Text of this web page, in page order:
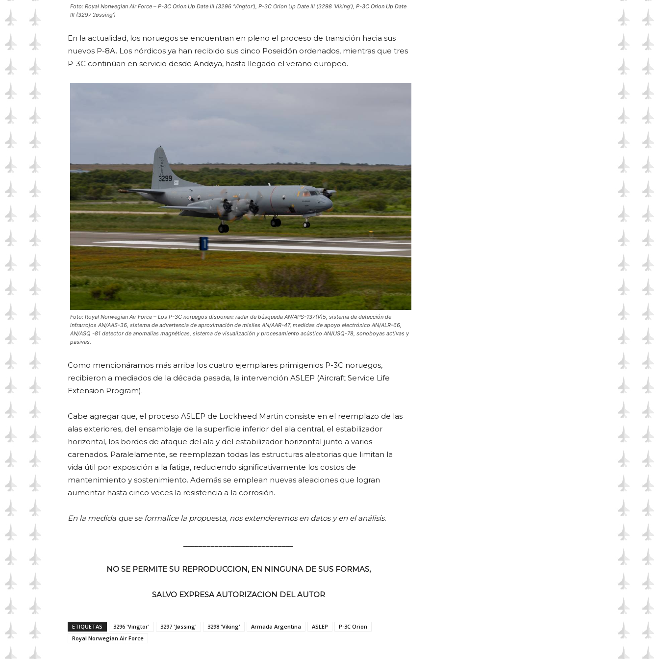
Foto: Royal Norwegian Air Force – P-3C Orion Up Date III (3296 ‘Vingtor’), P-3C Orion Up Date III (3298 ‘Viking’), P-3C Orion Up Date
III (3297 ‘Jøssing’)
En la actualidad, los noruegos se encuentran en pleno el proceso de transición hacia sus
nuevos P-8A. Los nórdicos ya han recibido sus cinco Poseidón ordenados, mientras que tres
P-3C continúan en servicio desde Andøya, hasta llegado el verano europeo.
Foto: Royal Norwegian Air Force – Los P-3C noruegos disponen: radar de búsqueda AN/APS-137(V)5, sistema de detección de
infrarrojos AN/AAS-36, sistema de advertencia de aproximación de misiles AN/AAR-47, medidas de apoyo electrónico AN/ALR-66,
AN/ASQ -81 detector de anomalías magnéticas, sistema de visualización y procesamiento acústico AN/USQ-78, sonoboyas activas y
pasivas.
Como mencionáramos más arriba los cuatro ejemplares primigenios P-3C noruegos,
recibieron a mediados de la década pasada, la intervención ASLEP (Aircraft Service Life
Extension Program).
Cabe agregar que, el proceso ASLEP de Lockheed Martin consiste en el reemplazo de las
alas exteriores, del ensamblaje de la superficie inferior del ala central, el estabilizador
horizontal, los bordes de ataque del ala y del estabilizador horizontal junto a varios
carenados. Paralelamente, se reemplazan todas las estructuras aleatorias que limitan la
vida útil por exposición a la fatiga, reduciendo significativamente los costos de
mantenimiento y sostenimiento. Además se emplean nuevas aleaciones que logran
aumentar hasta cinco veces la resistencia a la corrosión.
En la medida que se formalice la propuesta, nos extenderemos en datos y en el análisis.
NO SE PERMITE SU REPRODUCCION, EN NINGUNA DE SUS FORMAS,
SALVO EXPRESA AUTORIZACION DEL AUTOR
ETIQUETAS 3296 'Vingtor' 3297 'Jøssing' 3298 'Viking' Armada Argentina ASLEP
P-3C Orion
Royal Norwegian Air Force